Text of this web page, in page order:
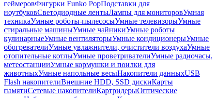
геймеровФигурки Funko PopПодставки для
ноутбуковСветодиодные лентыЛампы для мониторовУмная
техникаУмные роботы-пылесосыУмные телевизорыУмные
стиральные машиныУмные чайникиУмные роботы
кулинарныеУмные вентиляторыУмные кондиционерыУмные
обогревателиУмные увлажнители, очистители воздухаУмные
отопительные котлыУмные проветривателиУмные радиочасы,
метеостанцииУмные кормушки и поилки для
животныхУмные напольные весыНакопители данныхUSB
Flash накопителиВнешние HDD, SSD дискиКарты
памятиСетевые накопителиКартридерыОптические